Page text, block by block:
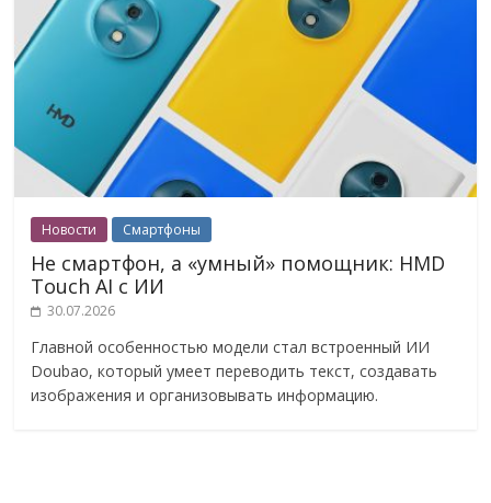
Новости Смартфоны
Не смартфон, а «умный» помощник: HMD
Touch AI с ИИ
30.07.2026
Главной особенностью модели стал встроенный ИИ
Doubao, который умеет переводить текст, создавать
изображения и организовывать информацию.